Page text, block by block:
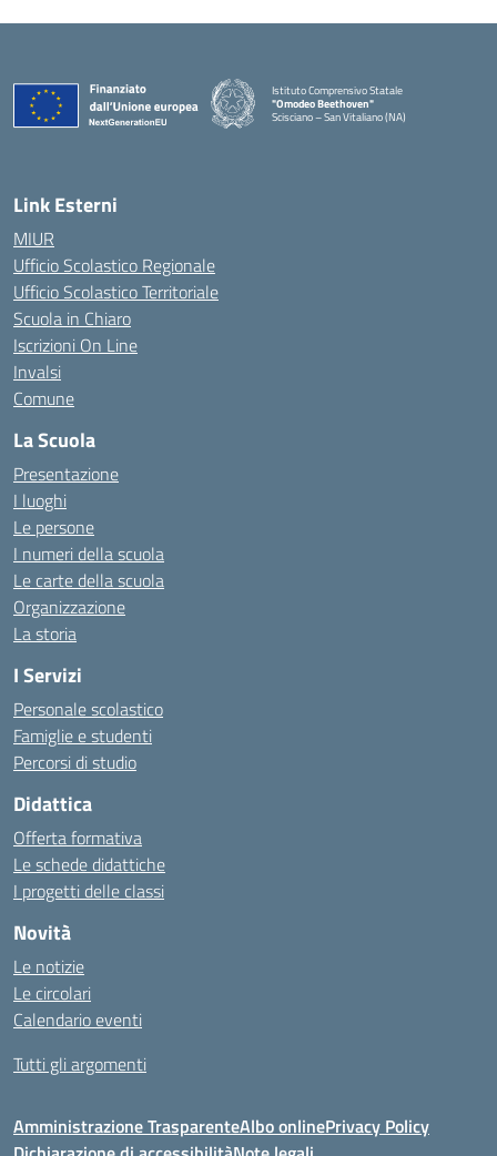
Istituto Comprensivo Statale
"Omodeo Beethoven"
Scisciano – San Vitaliano (NA)
Link Esterni
MIUR
Ufficio Scolastico Regionale
Ufficio Scolastico Territoriale
Scuola in Chiaro
Iscrizioni On Line
Invalsi
Comune
La Scuola
Presentazione
I luoghi
Le persone
I numeri della scuola
Le carte della scuola
Organizzazione
La storia
I Servizi
Personale scolastico
Famiglie e studenti
Percorsi di studio
Didattica
Offerta formativa
Le schede didattiche
I progetti delle classi
Novità
Le notizie
Le circolari
Calendario eventi
Tutti gli argomenti
Amministrazione TrasparenteAlbo onlinePrivacy Policy